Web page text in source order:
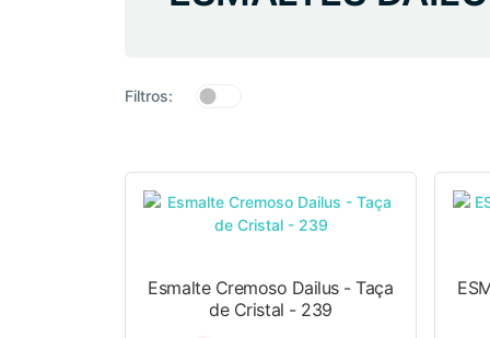
Filtros:
Esmalte Cremoso Dailus - Taça
de Cristal - 239